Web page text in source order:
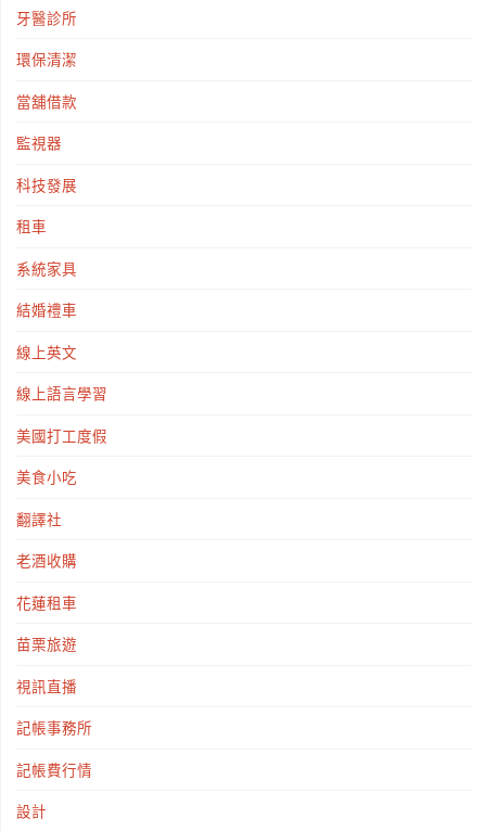
牙醫診所
環保清潔
當舖借款
監視器
科技發展
租車
系統家具
結婚禮車
線上英文
線上語言學習
美國打工度假
美食小吃
翻譯社
老酒收購
花蓮租車
苗栗旅遊
視訊直播
記帳事務所
記帳費行情
設計